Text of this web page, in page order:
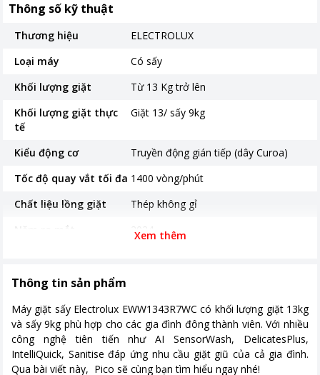
Thông số kỹ thuật
Thương hiệu
ELECTROLUX
Loại máy
Có sấy
Khối lượng giặt
Từ 13 Kg trở lên
Khối lượng giặt thực
tế
Giặt 13/ sấy 9kg
Kiểu động cơ
Truyền động gián tiếp (dây Curoa)
Tốc độ quay vắt tối đa 1400 vòng/phút
Chất liệu lồng giặt
Thép không gỉ
Năm ra mắt
2024
Nơi sản xuất
Loại Inverter
Động cơ EcoInverter
Kích thước, khối lượng
600 mm x 659 mm x 850 mm Khối
lượng 84 kg
Xem thêm
Thông tin sản phẩm
Máy giặt sấy Electrolux EWW1343R7WC có khối lượng giặt 13kg
và sấy 9kg phù hợp cho các gia đình đông thành viên. Với nhiều
công nghệ tiên tiến như AI SensorWash, DelicatesPlus,
IntelliQuick, Sanitise đáp ứng nhu cầu giặt giũ của cả gia đình.
Qua bài viết này, Pico sẽ cùng bạn tìm hiểu ngay nhé!